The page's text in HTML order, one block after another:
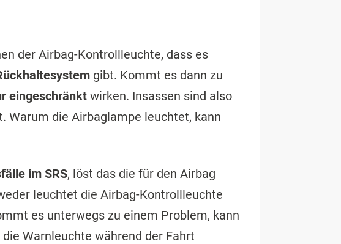
der Airbag-Kontrollleuchte, dass es
gibt. Kommt es dann zu
eingeschränkt wirken. Insassen sind also
Warum die Airbaglampe leuchtet, kann
im SRS, löst das die für den Airbag
leuchtet die Airbag-Kontrollleuchte
es unterwegs zu einem Problem, kann
Warnleuchte während der Fahrt